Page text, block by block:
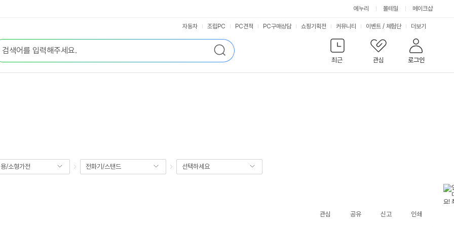
에누리 몰테일 메이크샵
검
색
최근
관심 로그인
자동차 조립PC PC견적 PC구매상담 쇼핑기획전 커뮤니티 이벤트 / 체험단 서
비
스
더보기
/소형가전 전화기/스탠드 선택하세요
관심 공유 신고 인쇄